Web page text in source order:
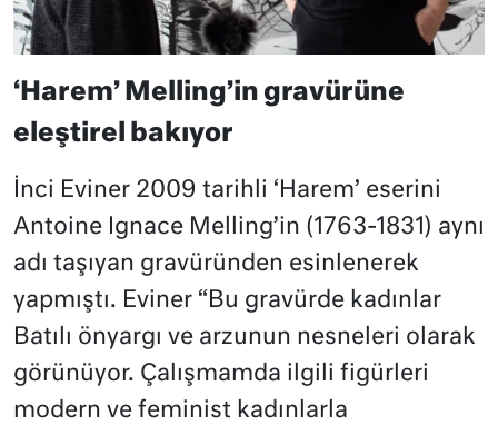
‘Harem’ Melling’in gravürüne
eleştirel bakıyor
İnci Eviner 2009 tarihli ‘Harem’ eserini
Antoine Ignace Melling’in (1763-1831) aynı
adı taşıyan gravüründen esinlenerek
yapmıştı. Eviner “Bu gravürde kadınlar
Batılı önyargı ve arzunun nesneleri olarak
görünüyor. Çalışmamda ilgili figürleri
modern ve feminist kadınlarla